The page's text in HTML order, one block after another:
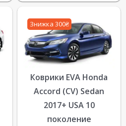
Знижка 300₴
Коврики EVA Honda
Accord (CV) Sedan
2017+ USA 10
поколение